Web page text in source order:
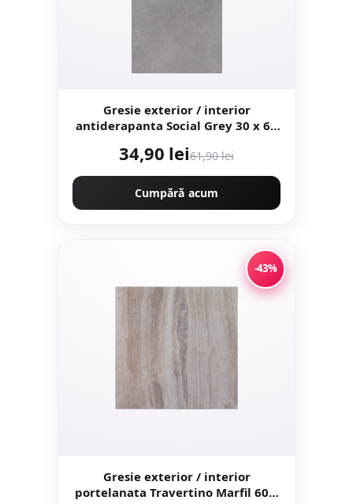
Gresie exterior / interior
antiderapanta Social Grey 30 x 60
34,90 lei61,90 lei
Cumpără acum
-43%
Gresie exterior / interior
portelanata Travertino Marfil 60 x